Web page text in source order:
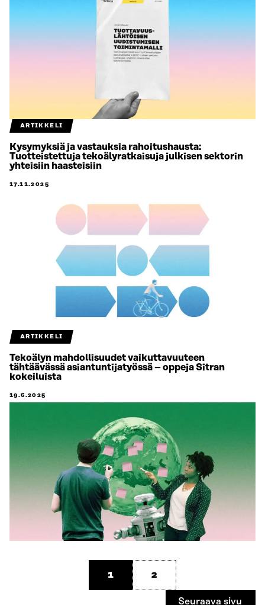
ARTIKKELI
Kysymyksiä ja vastauksia rahoitushausta:
Tuotteistettuja tekoälyratkaisuja julkisen sektorin
yhteisiin haasteisiin
17.11.2025
ARTIKKELI
Tekoälyn mahdollisuudet vaikuttavuuteen
tähtäävässä asiantuntijatyössä – oppeja Sitran
kokeiluista
19.6.2025
1 2
Seuraava sivu